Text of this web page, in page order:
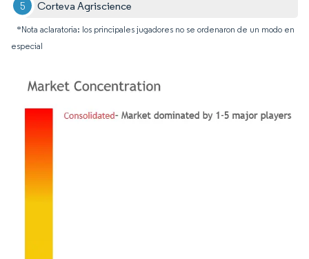
Corteva Agriscience
*Nota aclaratoria: los principales jugadores no se ordenaron de un modo en
especial